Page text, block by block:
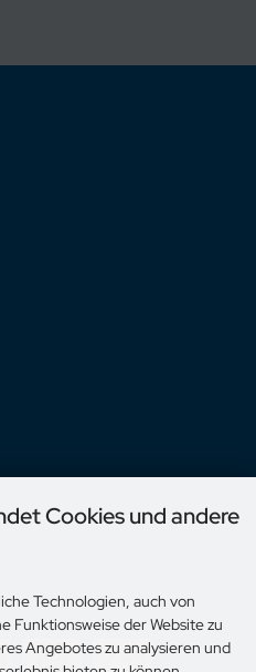
Cookies und andere
Technologien, auch von
Funktionsweise der Website zu
Angebotes zu analysieren und